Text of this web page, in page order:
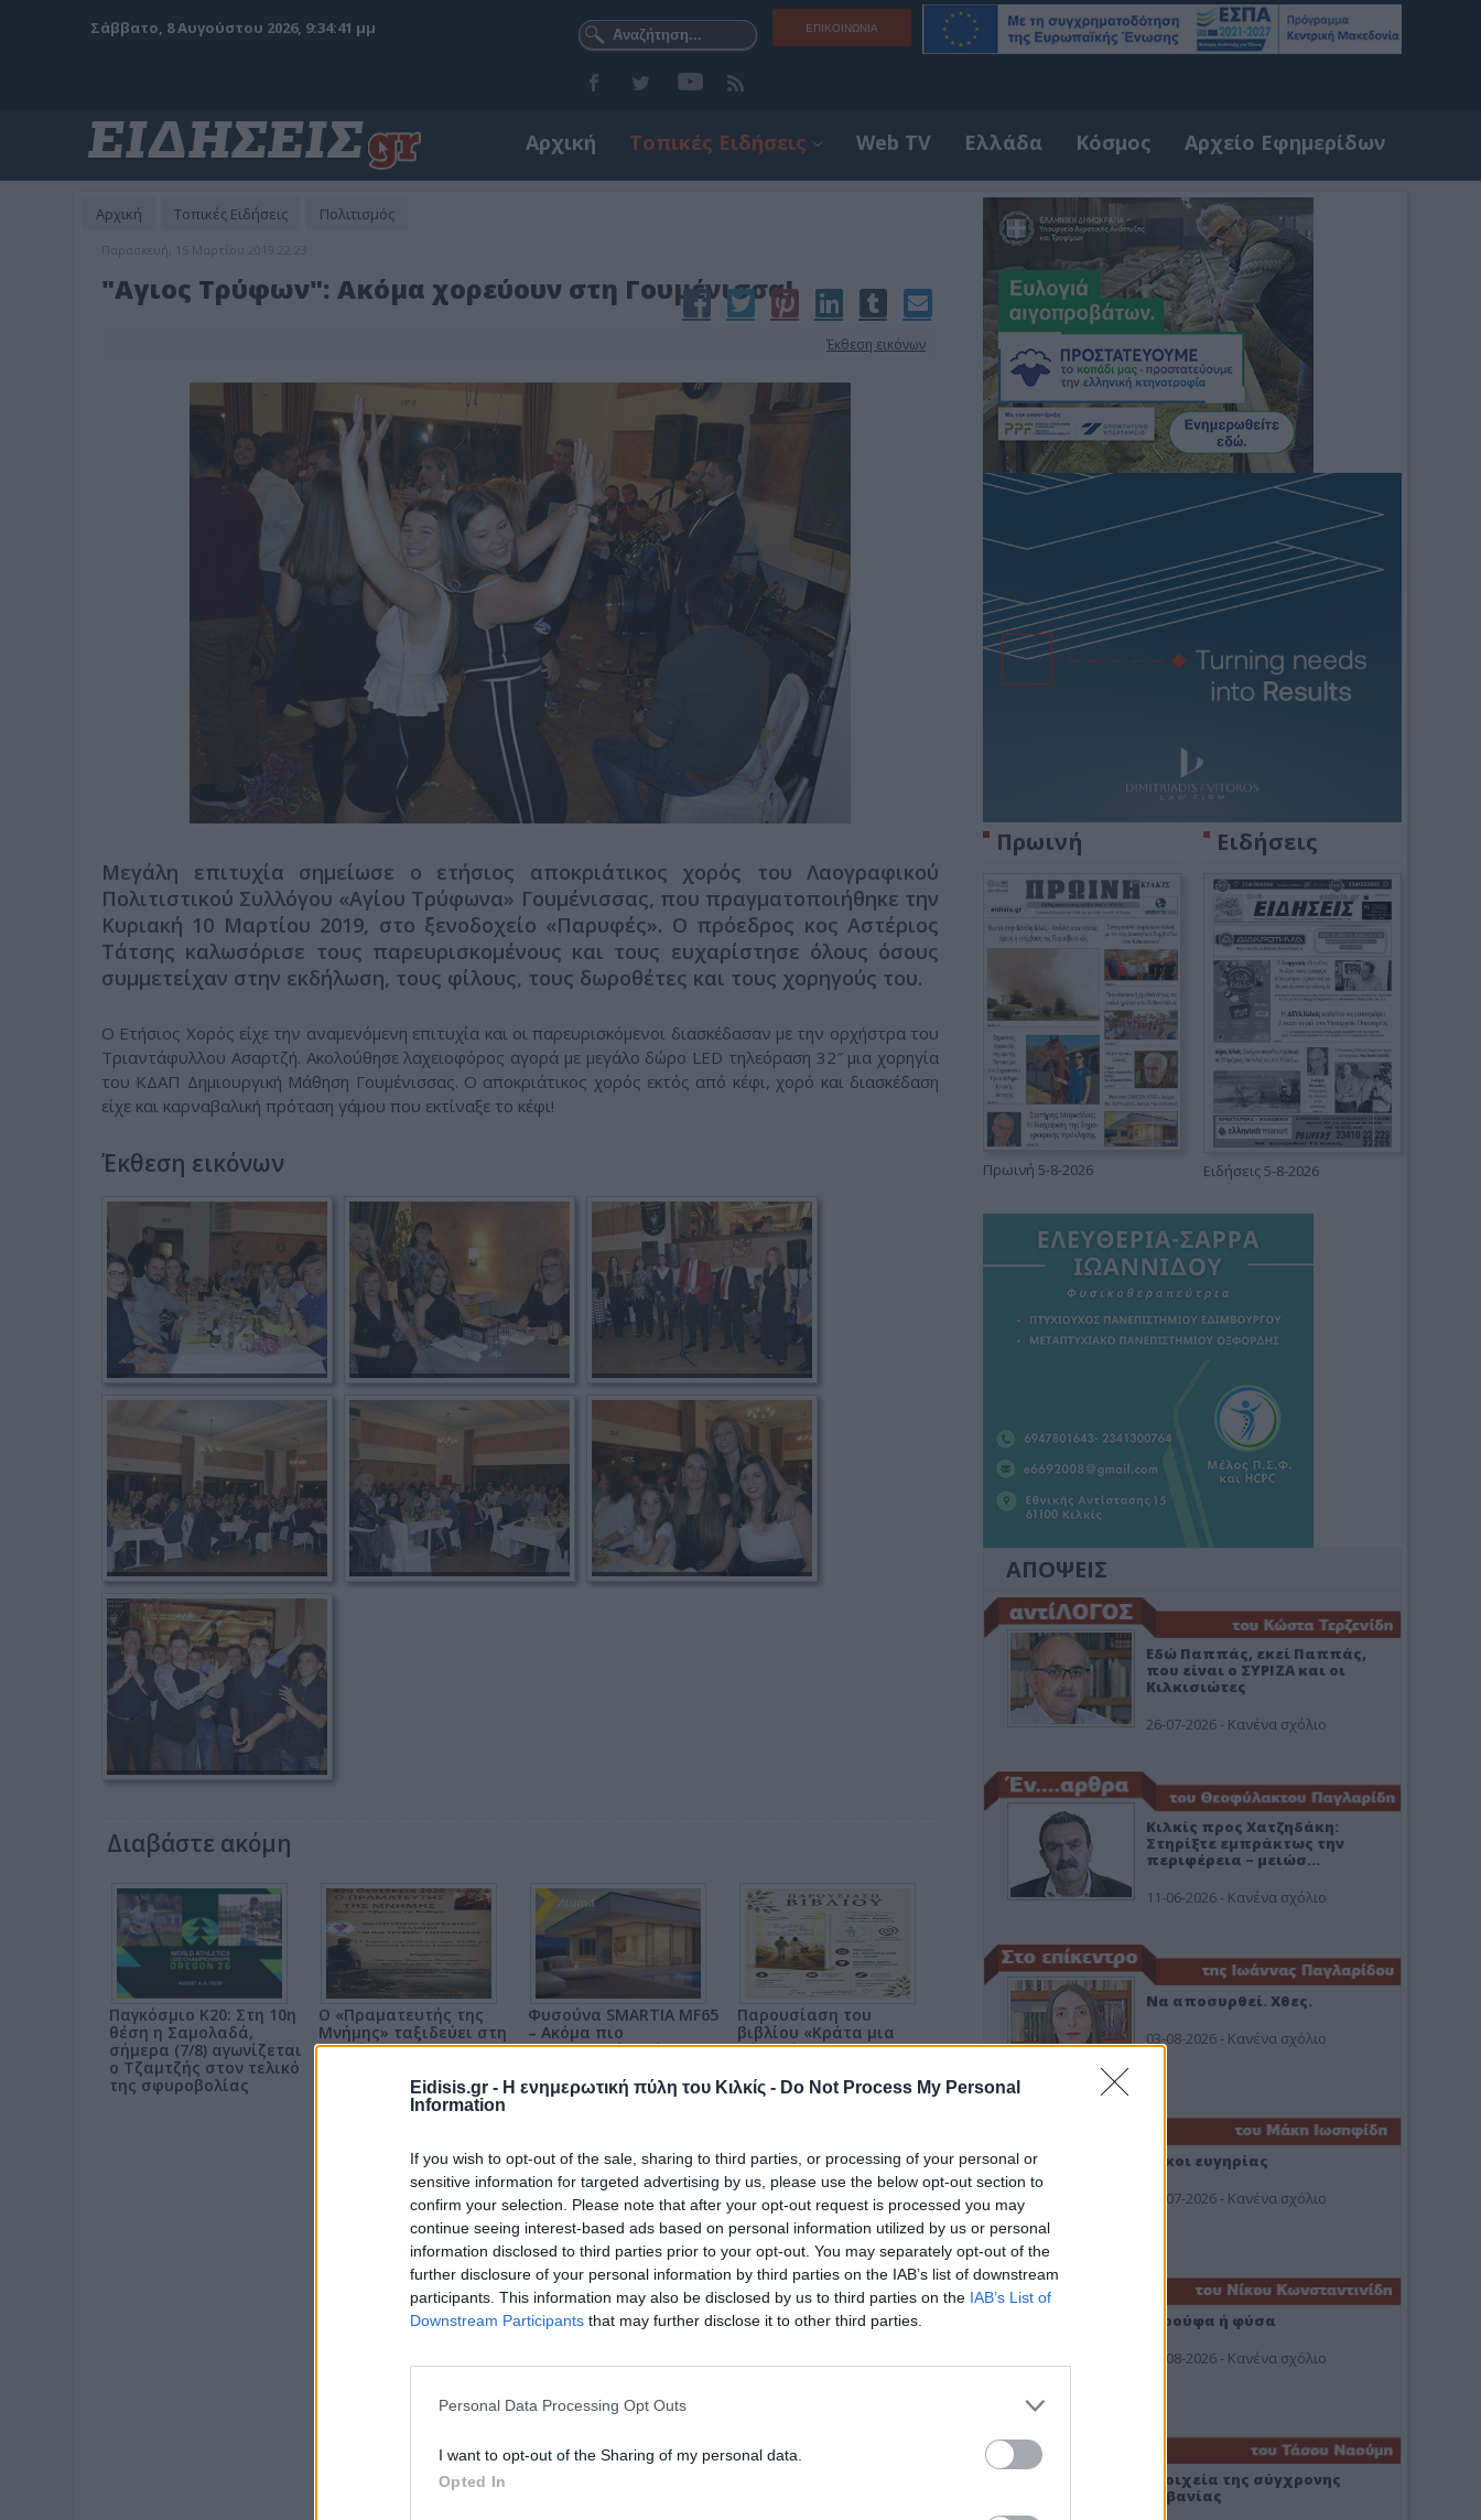
Eidisis.gr - Η ενημερωτική πύλη του Κιλκίς - Do Not Process My Personal
Information
If you wish to opt-out of the sale, sharing to third parties, or processing of your personal or
sensitive information for targeted advertising by us, please use the below opt-out section to
confirm your selection. Please note that after your opt-out request is processed you may
continue seeing interest-based ads based on personal information utilized by us or personal
information disclosed to third parties prior to your opt-out. You may separately opt-out of the
further disclosure of your personal information by third parties on the IAB’s list of downstream
participants. This information may also be disclosed by us to third parties on the IAB’s List of
Downstream Participants that may further disclose it to other third parties.
Personal Data Processing Opt Outs
I want to opt-out of the Sharing of my personal data.
Opted In
ΕΠΙΚΟΙΝΩΝΊΑ
Σάββατο, 8 Αυγούστου 2026, 9:34:43 μμ
Αρχική Τοπικές Ειδήσεις Web TV Ελλάδα Κόσμος Αρχείο Εφημερίδων
Αρχική Τοπικές Ειδήσεις Πολιτισμός
Παρασκευή, 15 Μαρτίου 2019 22:23
"Αγιος Τρύφων": Ακόμα χορεύουν στη Γουμένισσα!
Έκθεση εικόνων
Μεγάλη επιτυχία σημείωσε ο ετήσιος αποκριάτικος χορός του Λαογραφικού
Πολιτιστικού Συλλόγου «Αγίου Τρύφωνα» Γουμένισσας, που πραγματοποιήθηκε την
Κυριακή 10 Μαρτίου 2019, στο ξενοδοχείο «Παρυφές». Ο πρόεδρος κος Αστέριος
Τάτσης καλωσόρισε τους παρευρισκομένους και τους ευχαρίστησε όλους όσους
συμμετείχαν στην εκδήλωση, τους φίλους, τους δωροθέτες και τους χορηγούς του.
Ο Ετήσιος Χορός είχε την αναμενόμενη επιτυχία και οι παρευρισκόμενοι διασκέδασαν με την ορχήστρα του
Τριαντάφυλλου Ασαρτζή. Ακολούθησε λαχειοφόρος αγορά με μεγάλο δώρο LED τηλεόραση 32″ μια χορηγία
του ΚΔΑΠ Δημιουργική Μάθηση Γουμένισσας. Ο αποκριάτικος χορός εκτός από κέφι, χορό και διασκέδαση
είχε και καρναβαλική πρόταση γάμου που εκτίναξε το κέφι!
Έκθεση εικόνων
Διαβάστε ακόμη
Παγκόσμιο Κ20: Στη 10η
θέση η Σαμολαδά,
σήμερα (7/8) αγωνίζεται
ο Τζαμτζής στον τελικό
της σφυροβολίας
Ο «Πραματευτής της
Μνήμης» ταξιδεύει στη
Γουμένισσα
Φυσούνα SMARTIA MF65
– Ακόμα πιο
λειτουργική, ακόμα πιο
Παρουσίαση του
βιβλίου «Κράτα μια
θέση δίπλα σου» στη
Πρωινή
Πρωινή 5-8-2026
Ειδήσεις
Ειδήσεις 5-8-2026
ΑΠΟΨΕΙΣ
Εδώ Παππάς, εκεί Παππάς,
που είναι ο ΣΥΡΙΖΑ και οι
Κιλκισιώτες
26-07-2026 - Κανένα σχόλιο
Κιλκίς προς Χατζηδάκη:
Στηρίξτε εμπράκτως την
περιφέρεια – μειώσ…
11-06-2026 - Κανένα σχόλιο
Να αποσυρθεί. Χθες.
03-08-2026 - Κανένα σχόλιο
Οίκοι ευγηρίας
24-07-2026 - Κανένα σχόλιο
Ή ρούφα ή φύσα
03-08-2026 - Κανένα σχόλιο
Στοιχεία της σύγχρονης
Αλβανίας